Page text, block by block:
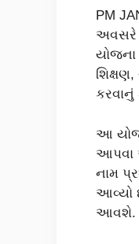
PM
અવસરે
યોજના
આ
આપવા
નામ
આવ્યો
આવશે.